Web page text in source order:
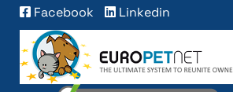
Facebook
Linkedin